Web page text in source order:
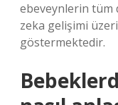
ebeveynlerin tüm
zeka gelişimi
göstermektedir.